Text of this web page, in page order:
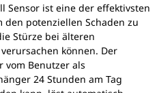
Sensor ist eine der effektivsten
den potenziellen Schaden zu
Stürze bei älteren
können. Der
vom Benutzer als
24 Stunden am Tag